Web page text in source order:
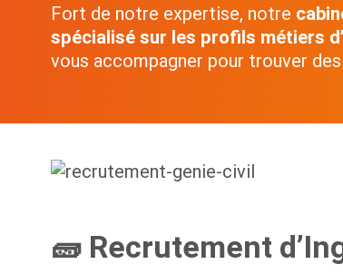
Fort de notre expertise, notre
spécialisé sur les profils métiers
vous accompagner pour trouver
🧱 Recrutement